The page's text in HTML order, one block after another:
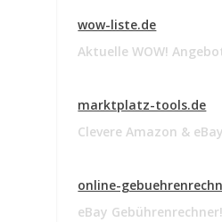
wow-liste.de
Aktuelle WOW!
marktplatz-tools.de
Clevere Amazon &
online-
eBay Gebührenrechner!